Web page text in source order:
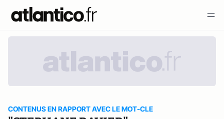
CONTENUS EN RAPPORT AVEC LE MOT-CLE